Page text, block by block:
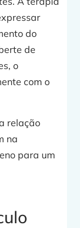
do
de
o
com o
relação
na
para um